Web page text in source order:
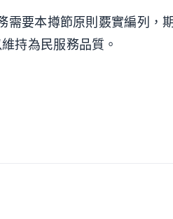
需要本撙節原則覈實編列，
持為民服務品質。